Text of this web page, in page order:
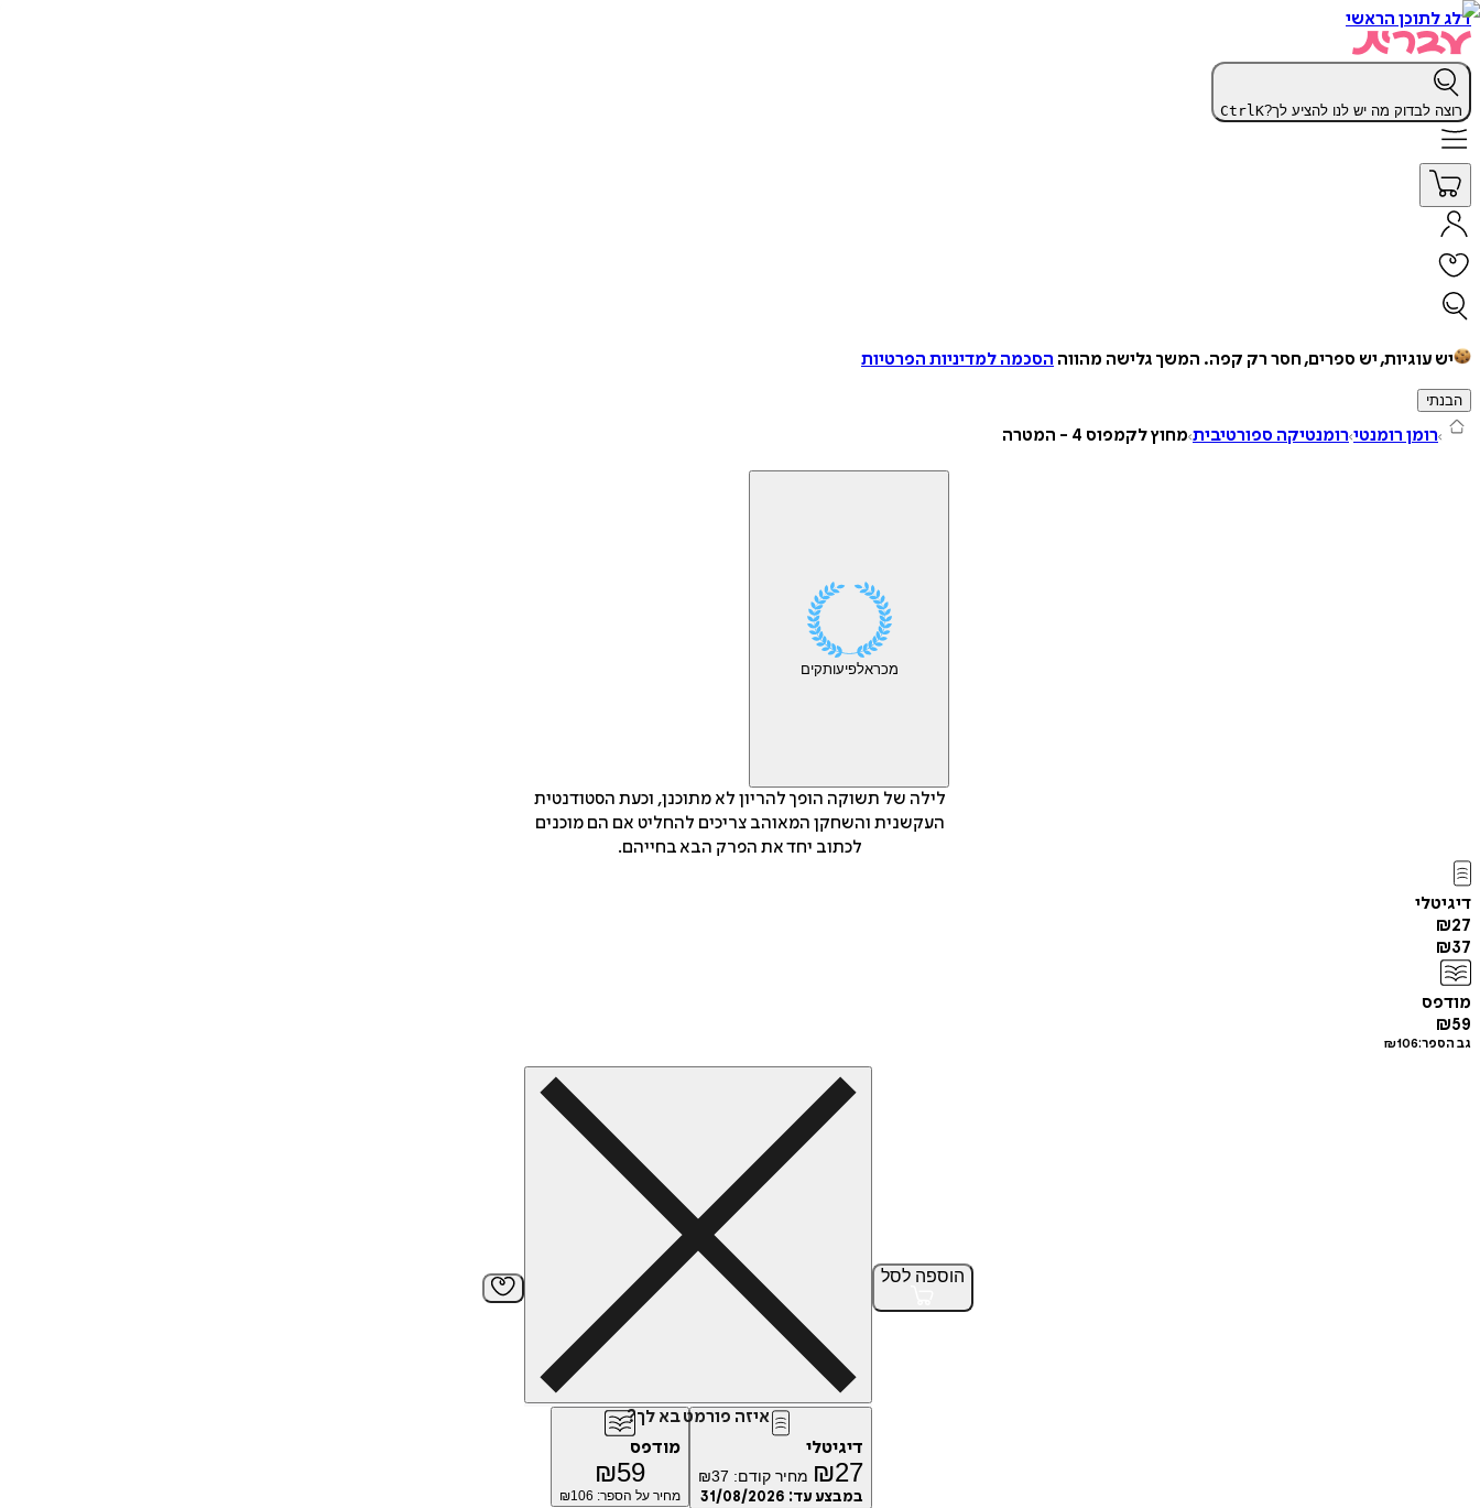
דלג לתוכן הראשי
רוצה לבדוק מה יש לנו להציע לך? CtrlK
יש עוגיות, יש ספרים, חסר רק קפה. המשך גלישה מהווה הסכמה למדיניות הפרטיות
הבנתי
רומן רומנטי רומנטיקה ספורטיבית מחוץ לקמפוס 4 - המטרה
מכראלפיעותקים
לילה של תשוקה הופך להריון לא מתוכנן, וכעת הסטודנטית
העקשנית והשחקן המאוהב צריכים להחליט אם הם מוכנים
לכתוב יחד את הפרק הבא בחייהם.
דיגיטלי
₪27
₪37
מודפס
₪59
גב הספר: ₪106
הוספה לסל
איזה פורמט בא לך?
דיגיטלי
₪27 מחיר קודם: ₪37
במבצע עד: 31/08/2026
מודפס
₪59
מחיר על הספר: ₪ 106